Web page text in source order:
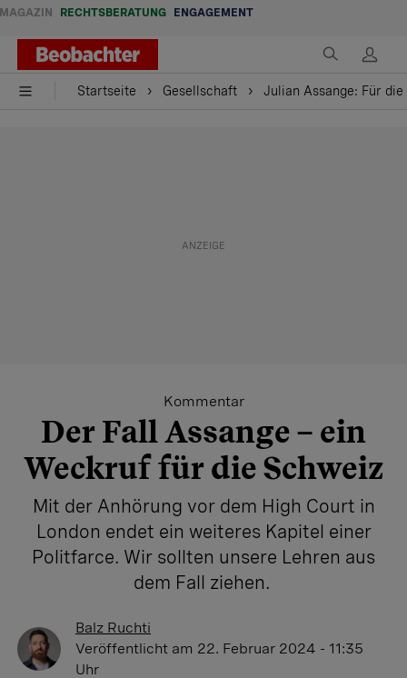
MAGAZIN RECHTSBERATUNG ENGAGEMENT
Startseite Gesellschaft Julian Assange: Für
Kommentar
Der Fall Assange – ein
Weckruf für die Schweiz
Mit der Anhörung vor dem High Court in
London endet ein weiteres Kapitel einer
Politfarce. Wir sollten unsere Lehren aus
dem Fall ziehen.
Balz Ruchti
Veröffentlicht am 22. Februar 2024 - 11:35
Uhr